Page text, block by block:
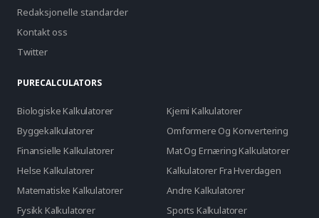
Redaksjonelle standarder
Kontakt oss
Twitter
PURECALCULATORS
Biologiske Kalkulatorer
Kjemi Kalkulatorer
Byggekalkulatorer
Omformere Og Konvertering
Finansielle Kalkulatorer
Mat Og Ernæring Kalkulatorer
Helse Kalkulatorer
Kalkulatorer Fra Hverdagen
Matematiske Kalkulatorer
Andre Kalkulatorer
Fysikk Kalkulatorer
Sports Kalkulatorer